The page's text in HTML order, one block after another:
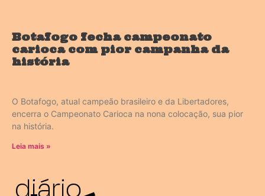
Botafogo fecha campeonato
carioca com pior campanha da
história
O Botafogo, atual campeão brasileiro e da Libertadores,
encerra o Campeonato Carioca na nona colocação, sua pior
na história.
Leia mais »